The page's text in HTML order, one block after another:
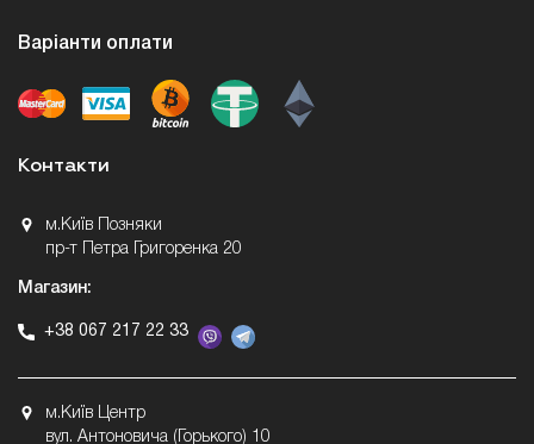
Варіанти оплати
Контакти
м.Київ Позняки
пр-т Петра Григоренка 20
Магазин:
+38 067 217 22 33
м.Київ Центр
вул. Антоновича (Горького) 10